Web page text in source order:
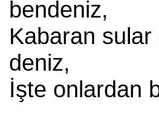
bendeniz,
Kabaran sular
deniz,
İşte onlardan